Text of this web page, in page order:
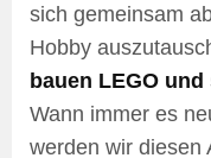
sich gemeinsam
Hobby
bauen LEGO
Wann immer es
werden wir diesen